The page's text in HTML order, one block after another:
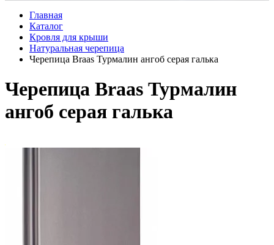
Главная
Каталог
Кровля для крыши
Натуральная черепица
Черепица Braas Турмалин ангоб серая галька
Черепица Braas Турмалин
ангоб серая галька